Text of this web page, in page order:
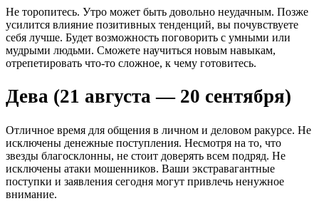
Не торопитесь. Утро может быть довольно неудачным. Позже
усилится влияние позитивных тенденций, вы почувствуете
себя лучше. Будет возможность поговорить с умными или
мудрыми людьми. Сможете научиться новым навыкам,
отрепетировать что-то сложное, к чему готовитесь.
Дева (21 августа — 20 сентября)
Отличное время для общения в личном и деловом ракурсе. Не
исключены денежные поступления. Несмотря на то, что
звезды благосклонны, не стоит доверять всем подряд. Не
исключены атаки мошенников. Ваши экстравагантные
поступки и заявления сегодня могут привлечь ненужное
внимание.